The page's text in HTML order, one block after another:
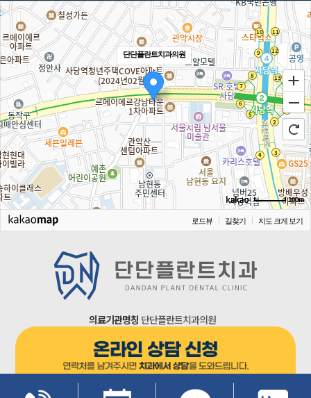
단단플란트치과의원
100m
로드뷰 길찾기 지도 크게 보기
의료기관명칭 단단플란트치과의원
183-22-01591 대표자명문찬웅 TEL
COPYRIGHT(c) 2022 DANDAN PLANT DENTAL. ALL Rights Reserved.
개인정보처리방침 이메일무단수집거부 비급여수가표